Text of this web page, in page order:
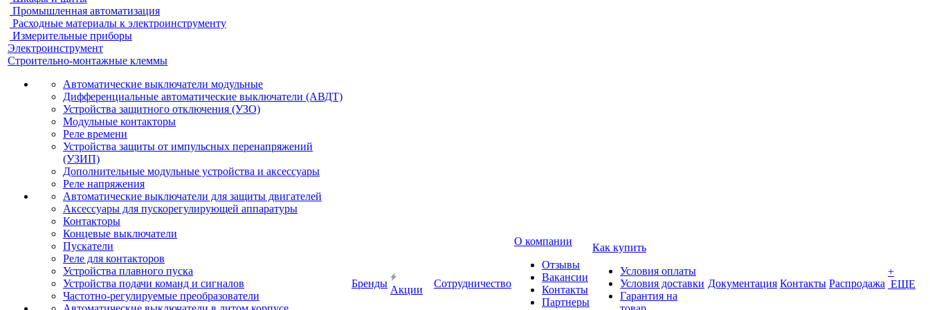
Промышленная автоматизация
Расходные материалы к электроинструменту
Измерительные приборы
Электроинструмент
Строительно-монтажные клеммы
Автоматические выключатели модульные
Дифференциальные автоматические выключатели (АВДТ)
Устройства защитного отключения (УЗО)
Модульные контакторы
Реле времени
Устройства защиты от импульсных перенапряжений
(УЗИП)
Дополнительные модульные устройства и аксессуары
Реле напряжения
Автоматические выключатели для защиты двигателей
Аксессуары для пускорегулирующей аппаратуры
Контакторы
Концевые выключатели
Пускатели
Реле для контакторов
Устройства плавного пуска
Устройства подачи команд и сигналов
Частотно-регулируемые преобразователи
Бренды
Акции
Сотрудничество
О компании
Отзывы
Вакансии
Контакты
Партнеры
Как купить
Условия оплаты
Условия доставки
Гарантия на
Документация Контакты Распродажа
+
ЕЩЕ